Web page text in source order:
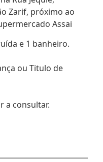
Zarif, próximo ao
Assai
e 1 banheiro.
ou Titulo de
a consultar.